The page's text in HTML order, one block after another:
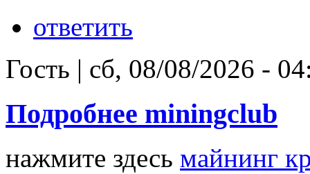
ответить
Гость | сб, 08/08/2026 -
Подробнее miningclub
нажмите здесь майнинг